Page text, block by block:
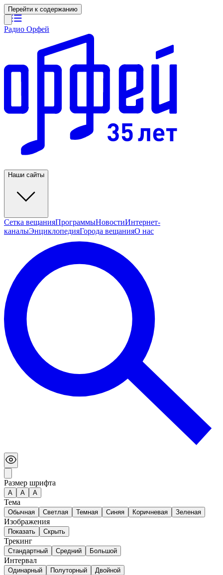
Перейти к содержанию
Радио Орфей
Наши сайты
Сетка вещанияПрограммыНовостиИнтернет-
каналыЭнциклопедияГорода вещанияО нас
Размер шрифта
А A A
Тема
Обычная Светлая Темная Синяя Коричневая Зеленая
Изображения
Показать Скрыть
Трекинг
Стандартный Средний Большой
Интервал
Одинарный Полуторный Двойной